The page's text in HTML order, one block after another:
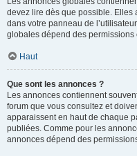
devez lire dès que possible. Elles
dans votre panneau de
globales dépend des permissions
Haut
Que sont les annonces ?
Les annonces contiennent
forum que vous consultez et
apparaissent en haut de chaque
publiées. Comme pour les
annonces dépend des